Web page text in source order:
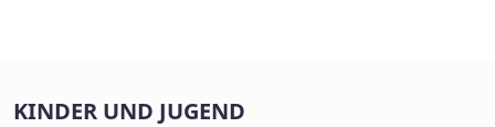
KINDER UND JUGEND